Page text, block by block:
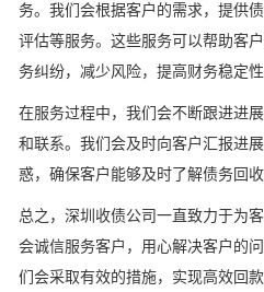
务。我们会根据客户的需求，提供
评估等服务。这些服务可以帮助客
务纠纷，减少风险，提高财务稳定性
在服务过程中，我们会不断跟进进
和联系。我们会及时向客户汇报进
惑，确保客户能够及时了解债务回
总之，深圳收债公司一直致力于为
会诚信服务客户，用心解决客户的
们会采取有效的措施，实现高效回